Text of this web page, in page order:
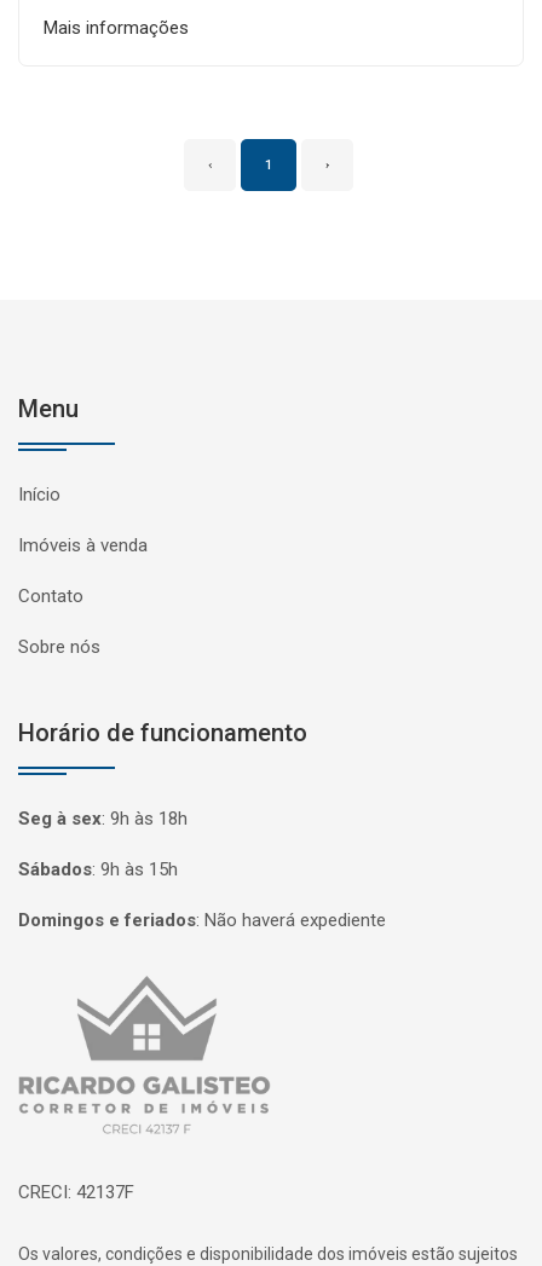
Mais informações
‹ 1 ›
Menu
Início
Imóveis à venda
Contato
Sobre nós
Horário de funcionamento
Seg à sex: 9h às 18h
Sábados: 9h às 15h
Domingos e feriados: Não haverá expediente
Página inicial
CRECI: 42137F
Os valores, condições e disponibilidade dos imóveis estão sujeitos